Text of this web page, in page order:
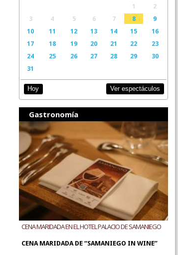
1
2
3
4 5 6 7 8
9
10
11 12 13 14 15
16
17
18 19 20 21 22
23
24
25 26 27 28 29
30
31
Hoy Ver espectáculos
Gastronomía
CENA MARIDADA EN EL HOTEL PALACIO DE SAMANIEGO
CENA MARIDADA DE “SAMANIEGO IN WINE”